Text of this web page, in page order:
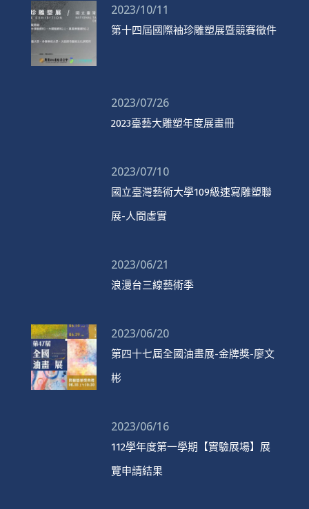
2023/10/11
第十四屆國際袖珍雕塑展暨競賽徵件
2023/07/26
2023臺藝大雕塑年度展畫冊
2023/07/10
國立臺灣藝術大學109級速寫雕塑聯
展-人間虛實
2023/06/21
浪漫台三線藝術季
2023/06/20
第四十七屆全國油畫展-金牌獎-廖文
彬
2023/06/16
112學年度第一學期【實驗展場】展
覽申請結果